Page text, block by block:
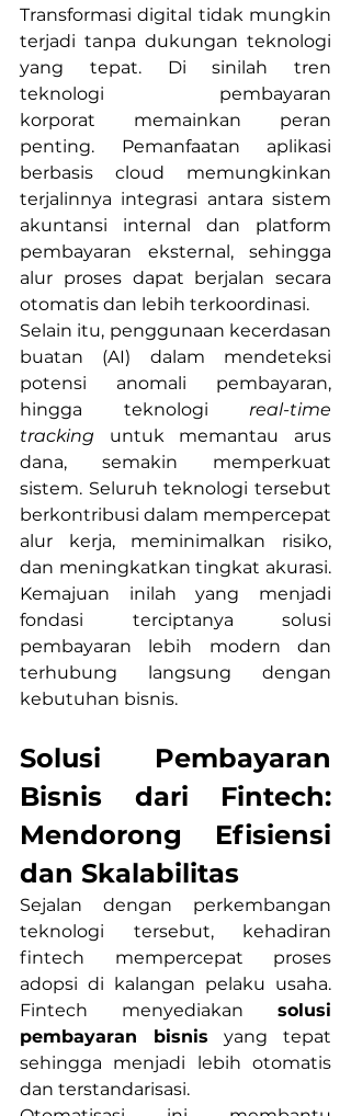
Transformasi digital tidak mungkin
terjadi tanpa dukungan teknologi
yang tepat. Di sinilah tren
teknologi pembayaran
korporat memainkan peran
penting. Pemanfaatan aplikasi
berbasis cloud memungkinkan
terjalinnya integrasi antara sistem
akuntansi internal dan platform
pembayaran eksternal, sehingga
alur proses dapat berjalan secara
otomatis dan lebih terkoordinasi.
Selain itu, penggunaan kecerdasan
buatan (AI) dalam mendeteksi
potensi anomali pembayaran,
hingga teknologi real-time
tracking untuk memantau arus
dana, semakin memperkuat
sistem. Seluruh teknologi tersebut
berkontribusi dalam mempercepat
alur kerja, meminimalkan risiko,
dan meningkatkan tingkat akurasi.
Kemajuan inilah yang menjadi
fondasi terciptanya solusi
pembayaran lebih modern dan
terhubung langsung dengan
kebutuhan bisnis.
Solusi Pembayaran
Bisnis dari Fintech:
Mendorong Efisiensi
dan Skalabilitas
Sejalan dengan perkembangan
teknologi tersebut, kehadiran
fintech mempercepat proses
adopsi di kalangan pelaku usaha.
Fintech menyediakan solusi
pembayaran bisnis yang tepat
sehingga menjadi lebih otomatis
dan terstandarisasi.